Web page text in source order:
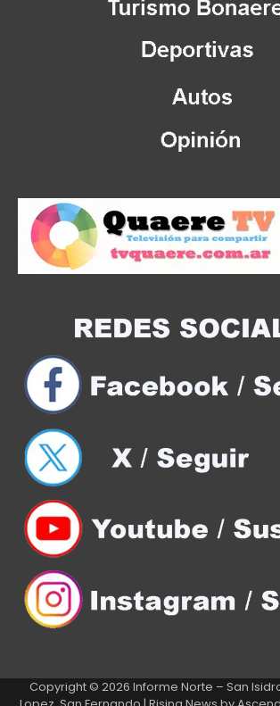
Copyright © 2026 Informe Norte – San